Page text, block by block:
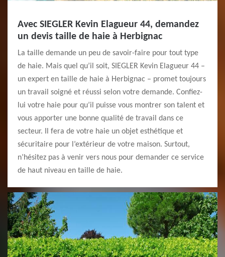
Avec SIEGLER Kevin Elagueur 44, demandez
un devis taille de haie à Herbignac
La taille demande un peu de savoir-faire pour tout type
de haie. Mais quel qu’il soit, SIEGLER Kevin Elagueur 44 –
un expert en taille de haie à Herbignac – promet toujours
un travail soigné et réussi selon votre demande. Confiez-
lui votre haie pour qu’il puisse vous montrer son talent et
vous apporter une bonne qualité de travail dans ce
secteur. Il fera de votre haie un objet esthétique et
sécuritaire pour l’extérieur de votre maison. Surtout,
n’hésitez pas à venir vers nous pour demander ce service
de haut niveau en taille de haie.